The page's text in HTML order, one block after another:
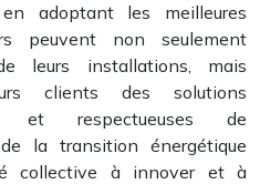
adoptant les meilleures
peuvent non seulement
leurs installations, mais
clients des solutions
et respectueuses de
de la transition énergétique
collective à innover et à